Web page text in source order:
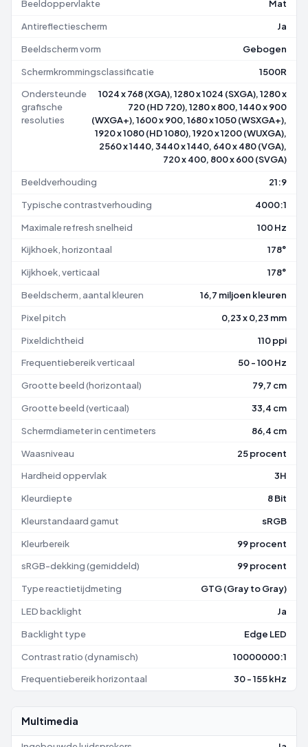
Beeldoppervlakte Mat
Antireflectiescherm Ja
Beeldscherm vorm Gebogen
Schermkrommingsclassificatie 1500R
Ondersteunde
grafische
resoluties
1024 x 768 (XGA), 1280 x 1024 (SXGA), 1280 x
720 (HD 720), 1280 x 800, 1440 x 900
(WXGA+), 1600 x 900, 1680 x 1050 (WSXGA+),
1920 x 1080 (HD 1080), 1920 x 1200 (WUXGA),
2560 x 1440, 3440 x 1440, 640 x 480 (VGA),
720 x 400, 800 x 600 (SVGA)
Beeldverhouding 21:9
Typische contrastverhouding 4000:1
Maximale refresh snelheid 100 Hz
Kijkhoek, horizontaal 178°
Kijkhoek, verticaal 178°
Beeldscherm, aantal kleuren 16,7 miljoen kleuren
Pixel pitch 0,23 x 0,23 mm
Pixeldichtheid 110 ppi
Frequentiebereik verticaal 50 - 100 Hz
Grootte beeld (horizontaal) 79,7 cm
Grootte beeld (verticaal) 33,4 cm
Schermdiameter in centimeters 86,4 cm
Waasniveau 25 procent
Hardheid oppervlak 3H
Kleurdiepte 8 Bit
Kleurstandaard gamut sRGB
Kleurbereik 99 procent
sRGB-dekking (gemiddeld) 99 procent
Type reactietijdmeting GTG (Gray to Gray)
LED backlight Ja
Backlight type Edge LED
Contrast ratio (dynamisch) 10000000:1
Frequentiebereik horizontaal 30 - 155 kHz
Multimedia